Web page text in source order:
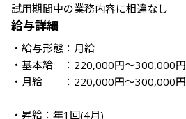
試用期間中の業務内容に相違なし
給与詳細
・給与形態：月給
・基本給　：220,000円～300,000円
・月給　　：220,000円～300,000円
・昇給：年1回(4月)